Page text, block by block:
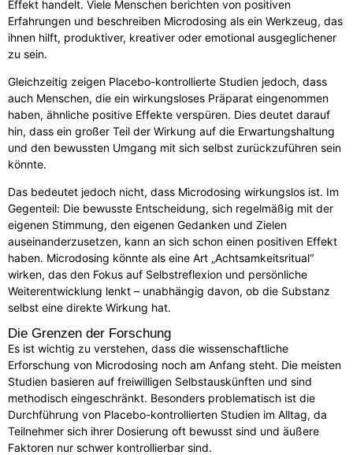
Effekt handelt. Viele Menschen berichten von positiven
Erfahrungen und beschreiben Microdosing als ein Werkzeug, das
ihnen hilft, produktiver, kreativer oder emotional ausgeglichener
zu sein.
Gleichzeitig zeigen Placebo-kontrollierte Studien jedoch, dass
auch Menschen, die ein wirkungsloses Präparat eingenommen
haben, ähnliche positive Effekte verspüren. Dies deutet darauf
hin, dass ein großer Teil der Wirkung auf die Erwartungshaltung
und den bewussten Umgang mit sich selbst zurückzuführen sein
könnte.
Das bedeutet jedoch nicht, dass Microdosing wirkungslos ist. Im
Gegenteil: Die bewusste Entscheidung, sich regelmäßig mit der
eigenen Stimmung, den eigenen Gedanken und Zielen
auseinanderzusetzen, kann an sich schon einen positiven Effekt
haben. Microdosing könnte als eine Art „Achtsamkeitsritual“
wirken, das den Fokus auf Selbstreflexion und persönliche
Weiterentwicklung lenkt – unabhängig davon, ob die Substanz
selbst eine direkte Wirkung hat.
Die Grenzen der Forschung
Es ist wichtig zu verstehen, dass die wissenschaftliche
Erforschung von Microdosing noch am Anfang steht. Die meisten
Studien basieren auf freiwilligen Selbstauskünften und sind
methodisch eingeschränkt. Besonders problematisch ist die
Durchführung von Placebo-kontrollierten Studien im Alltag, da
Teilnehmer sich ihrer Dosierung oft bewusst sind und äußere
Faktoren nur schwer kontrollierbar sind.